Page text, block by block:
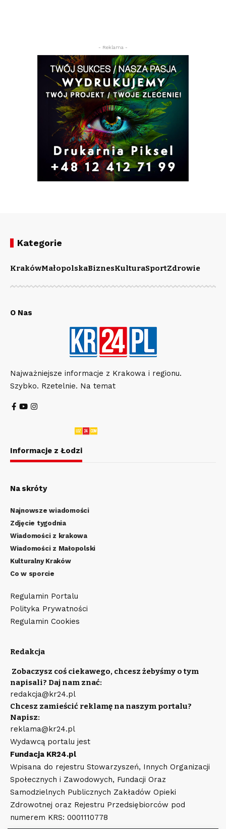
- Reklama -
Kategorie
KrakówMałopolskaBiznesKulturaSportZdrowie
O Nas
Najważniejsze informacje z Krakowa i regionu.
Szybko. Rzetelnie. Na temat
Informacje z Łodzi
Na skróty
Najnowsze wiadomości
Zdjęcie tygodnia
Wiadomości z krakowa
Wiadomości z Małopolski
Kulturalny Kraków
Co w sporcie
Regulamin Portalu
Polityka Prywatności
Regulamin Cookies
Redakcja
Zobaczysz coś ciekawego, chcesz żebyśmy o tym
napisali? Daj nam znać:
redakcja@kr24.pl
Chcesz zamieścić reklamę na naszym portalu?
Napisz:
reklama@kr24.pl
Wydawcą portalu jest
Fundacja KR24.pl
Wpisana do rejestru Stowarzyszeń, Innych Organizacji
Społecznych i Zawodowych, Fundacji Oraz
Samodzielnych Publicznych Zakładów Opieki
Zdrowotnej oraz Rejestru Przedsiębiorców pod
numerem KRS: 0001110778